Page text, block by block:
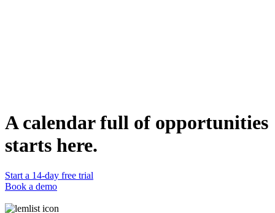
Bereit
A calendar full of opportunities
starts here.
Start a 14-day free trial
Book a demo